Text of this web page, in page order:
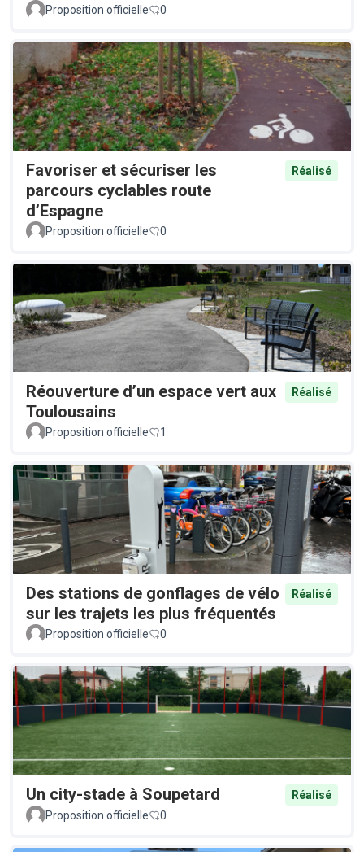
Proposition officielle
0
Favoriser et sécuriser les
parcours cyclables route
d’Espagne
Réalisé
Proposition officielle 0
Réouverture d’un espace vert aux
Toulousains
Réalisé
Proposition officielle 1
Des stations de gonflages de vélo
sur les trajets les plus fréquentés
Réalisé
Proposition officielle 0
Un city-stade à Soupetard
Réalisé
Proposition officielle
0